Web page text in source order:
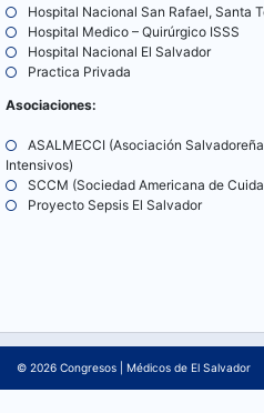
Hospital Nacional San Rafael, Santa
Hospital Medico – Quirúrgico ISSS
Hospital Nacional El Salvador
Practica Privada
Asociaciones:
ASALMECCI (Asociación
Intensivos)
SCCM (Sociedad Americana de
Proyecto Sepsis El Salvador
© 2026 Congresos Médicos de El Salvador